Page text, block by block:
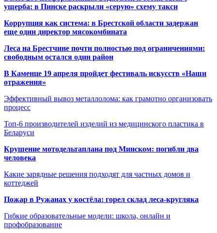
ущерба: в Пинске раскрыли «серую» схему такси
Коррупция как система: в Брестской области задержан
еще один директор мясокомбината
Леса на Брестчине почти полностью под ограничениями:
свободным остался один район
В Каменце 19 апреля пройдет фестиваль искусств «Наши
отражения»
Эффективный вывоз металлолома: как грамотно организовать
процесс
Топ-6 производителей изделий из медицинского пластика в
Беларуси
Крушение мотодельтаплана под Минском: погибли два
человека
Какие зарядные решения подходят для частных домов и
коттеджей
Пожар в Ружанах у костёла: горел склад леса-кругляка
Гибкие образовательные модели: школа, онлайн и
профобразование